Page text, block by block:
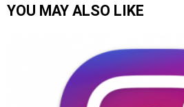
YOU MAY ALSO LIKE